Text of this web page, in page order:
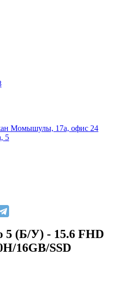
Момышулы, 17а, офис 24
5
5 (Б/У) - 15.6 FHD
16GB/SSD